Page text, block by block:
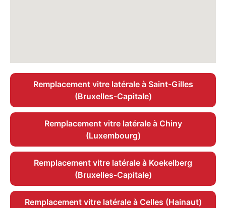
Remplacement vitre latérale à Saint-Gilles
(Bruxelles-Capitale)
Remplacement vitre latérale à Chiny
(Luxembourg)
Remplacement vitre latérale à Koekelberg
(Bruxelles-Capitale)
Remplacement vitre latérale à Celles (Hainaut)